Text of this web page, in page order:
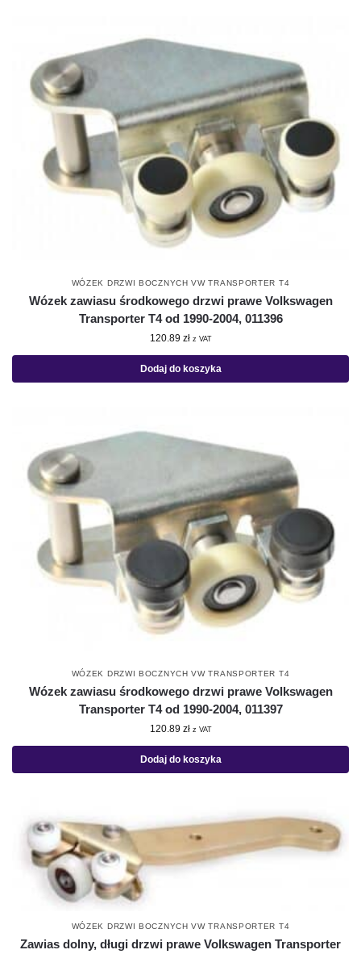
WÓZEK DRZWI BOCZNYCH VW TRANSPORTER T4
Wózek zawiasu środkowego drzwi prawe Volkswagen
Transporter T4 od 1990-2004, 011396
120.89 zł z VAT
Dodaj do koszyka
WÓZEK DRZWI BOCZNYCH VW TRANSPORTER T4
Wózek zawiasu środkowego drzwi prawe Volkswagen
Transporter T4 od 1990-2004, 011397
120.89 zł z VAT
Dodaj do koszyka
WÓZEK DRZWI BOCZNYCH VW TRANSPORTER T4
Zawias dolny, długi drzwi prawe Volkswagen Transporter